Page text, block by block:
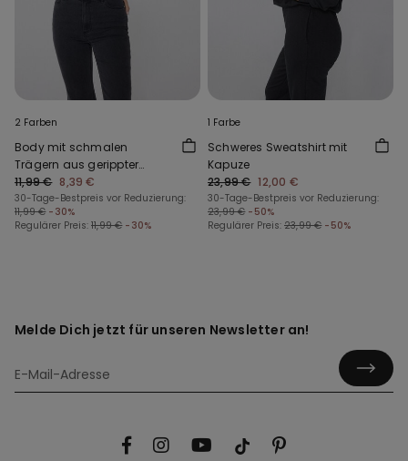
2 Farben
Body mit schmalen
Trägern aus gerippter
Baumwolle
11,99 € 8,39 €
30-Tage-Bestpreis vor Reduzierung:
11,99 € -30%
Regulärer Preis: 11,99 € -30%
1 Farbe
Schweres Sweatshirt mit
Kapuze
23,99 € 12,00 €
30-Tage-Bestpreis vor Reduzierung:
23,99 € -50%
Regulärer Preis: 23,99 € -50%
Melde Dich jetzt für unseren Newsletter an!